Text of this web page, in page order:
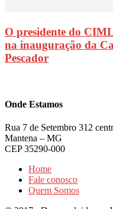
O presidente do
na inauguração da
Pescador
Onde Estamos
Rua 7 de Setembro 312
Mantena – MG
CEP 35290-000
Home
Fale conosco
Quem Somos